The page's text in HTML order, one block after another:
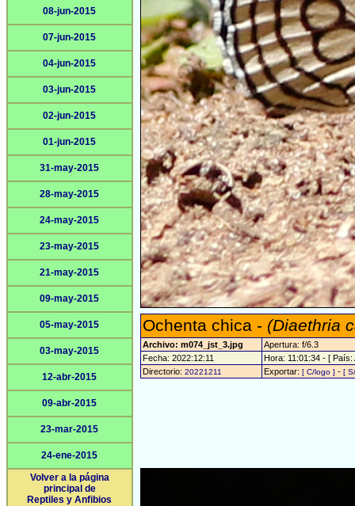
08-jun-2015
07-jun-2015
04-jun-2015
03-jun-2015
02-jun-2015
01-jun-2015
31-may-2015
28-may-2015
24-may-2015
23-may-2015
21-may-2015
09-may-2015
05-may-2015
03-may-2015
12-abr-2015
09-abr-2015
23-mar-2015
24-ene-2015
Volver a la página
principal de
Reptiles y Anfibios
Ochenta chica - (Diaethria
Archivo: m074_jst_3.jpg
Apertura: f/6.3
Fecha: 2022:12:11
Hora: 11:01:34 - [ País:
Directorio: 20221211 Exportar: [ C/logo ] - [